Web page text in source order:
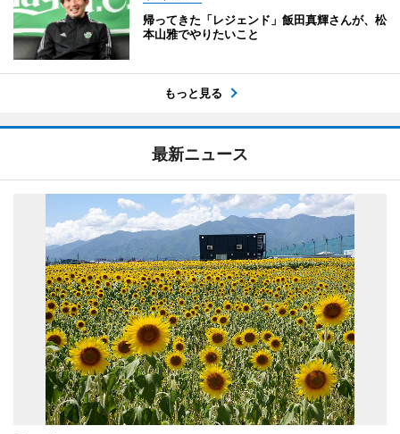
帰ってきた「レジェンド」飯田真輝さんが、松
本山雅でやりたいこと
もっと見る
最新ニュース